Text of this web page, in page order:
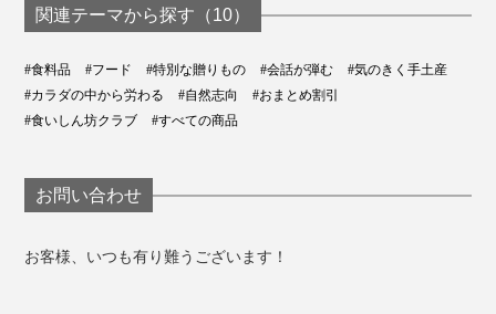
関連テーマから探す（10）
#食料品 #フード #特別な贈りもの #会話が弾む
#気のきく手土産
#カラダの中から労わる
#自然志向
#おまとめ割引
#食いしん坊クラブ
#すべての商品
お問い合わせ
お客様、いつも有り難うございます！